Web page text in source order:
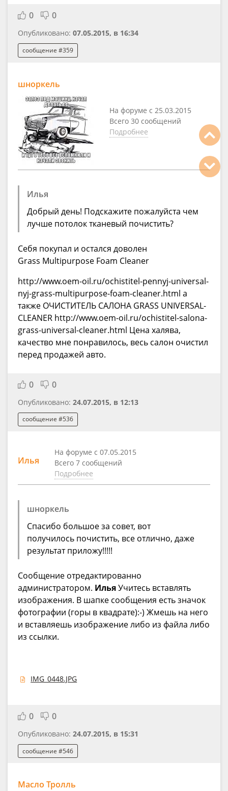
0 0
Опубликовано: 07.05.2015, в 16:34
сообщение #359
шноркель
На форуме с 25.03.2015
Всего 30 сообщений
Подробнее
Илья
Добрый день! Подскажите пожалуйста чем
лучше потолок тканевый почистить?
Себя покупал и остался доволен
Grass Multipurpose Foam Cleaner
http://www.oem-oil.ru/ochistitel-pennyj-universal-
nyj-grass-multipurpose-foam-cleaner.html а
также ОЧИСТИТЕЛЬ САЛОНА GRASS UNIVERSAL-
CLEANER http://www.oem-oil.ru/ochistitel-salona-
grass-universal-cleaner.html Цена халява,
качество мне понравилось, весь салон очистил
перед продажей авто.
0 0
Опубликовано: 24.07.2015, в 12:13
сообщение #536
Илья
На форуме с 07.05.2015
Всего 7 сообщений
Подробнее
шноркель
Спасибо большое за совет, вот
получилось почистить, все отлично, даже
результат приложу!!!!!
Сообщение отредактированно
администратором. ИльяУчитесь вставлять
изображения. В шапке сообщения есть значок
фотографии (горы в квадрате):-) Жмешь на него
и вставляешь изображение либо из файла либо
из ссылки.
IMG_0448.JPG
0 0
Опубликовано: 24.07.2015, в 15:31
сообщение #546
Масло Тролль